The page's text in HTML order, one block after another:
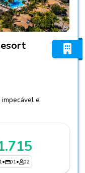
impecável e
• 01• 02